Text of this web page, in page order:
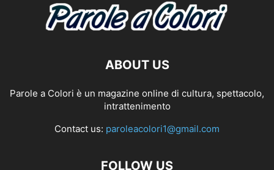
ABOUT US
Parole a Colori è un magazine online di cultura, spettacolo,
intrattenimento
Contact us: paroleacolori1@gmail.com
FOLLOW US